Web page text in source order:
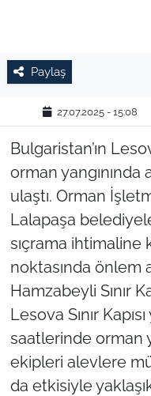
Paylaş
27.07.2025 - 15:08
Bulgaristan’ın
orman yangınında
ulaştı. Orman
Lalapaşa
sıçrama ihtimaline
noktasında önlem
Hamzabeyli Sınır
Lesova Sınır
saatlerinde orman
ekipleri alevlere
da etkisiyle
ÇANAKKALE
TÜRKİYE
Bölge
Güvenlik
Genel